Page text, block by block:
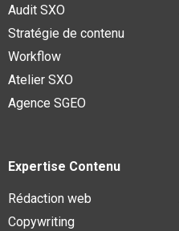
Audit SXO
Stratégie de contenu
Workflow
Atelier SXO
Agence SGEO
Expertise Contenu
Rédaction web
Copywriting